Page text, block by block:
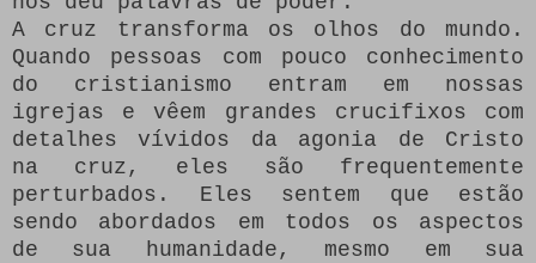
A cruz transforma os olhos do mundo.
Quando pessoas com pouco conhecimento
do cristianismo entram em nossas
igrejas e vêem grandes crucifixos com
detalhes vívidos da agonia de Cristo
na cruz, eles são frequentemente
perturbados.
Eles sentem que estão
sendo abordados em todos os aspectos
de sua humanidade, mesmo em sua